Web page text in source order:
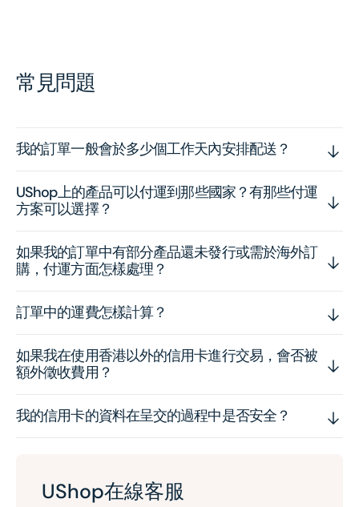
常見問題
我的訂單一般會於多少個工作天內安排配送？
UShop上的產品可以付運到那些國家？有那些付運
方案可以選擇？
如果我的訂單中有部分產品還未發行或需於海外訂
購，付運方面怎樣處理？
訂單中的運費怎樣計算？
如果我在使用香港以外的信用卡進行交易，會否被
額外徵收費用？
我的信用卡的資料在呈交的過程中是否安全？
UShop在線客服